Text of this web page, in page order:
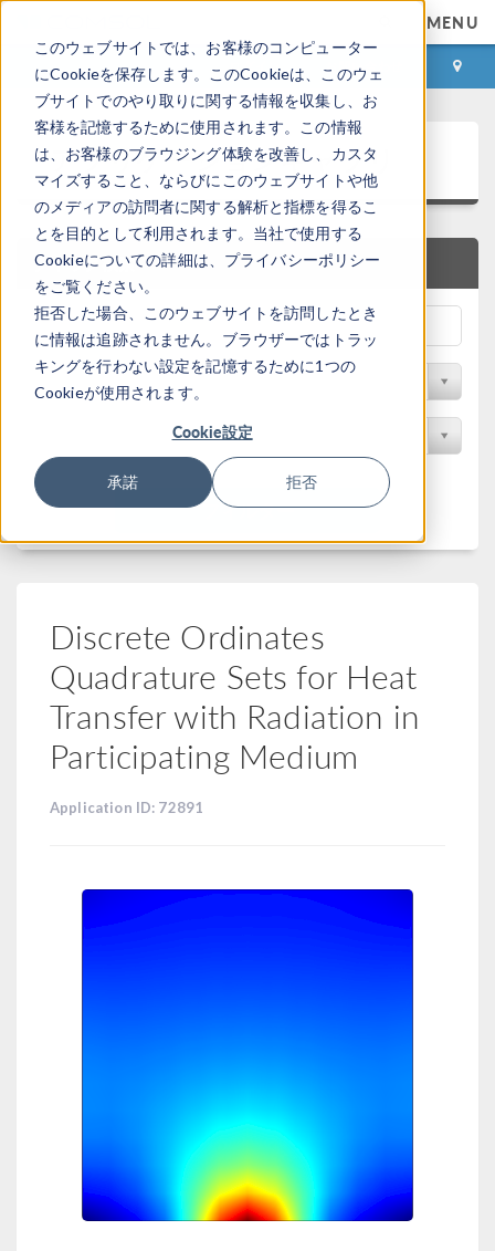
このウェブサイトでは、お客様のコンピューター
にCookieを保存します。このCookieは、このウェ
ブサイトでのやり取りに関する情報を収集し、お
客様を記憶するために使用されます。この情報
は、お客様のブラウジング体験を改善し、カスタ
マイズすること、ならびにこのウェブサイトや他
のメディアの訪問者に関する解析と指標を得るこ
とを目的として利用されます。当社で使用する
Cookieについての詳細は、プライバシーポリシー
をご覧ください。
拒否した場合、このウェブサイトを訪問したとき
に情報は追跡されません。ブラウザーではトラッ
キングを行わない設定を記憶するために1つの
Cookieが使用されます。
Cookie設定
承諾 拒否
MENU
ログイン お問い合わせ
アプリケーションギャラリ
クイック検索
分野でフィルター
フィルター
Discrete Ordinates
Quadrature Sets for Heat
Transfer with Radiation in
Participating Medium
Application ID: 72891